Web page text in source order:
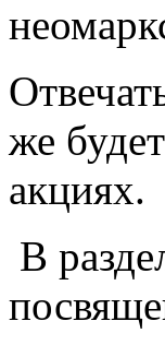
же
акциях.
В